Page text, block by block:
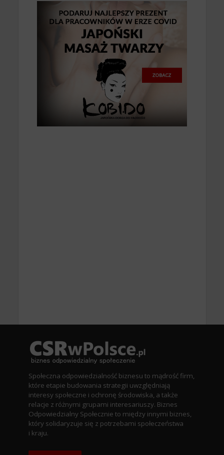
Społeczna odpowiedzialność biznesu to mądrość firm,
które etapie budowania strategii uwzględniają
interesy społeczne i ochronę środowiska, a także
relacje z różnymi grupami interesariuszy. Biznes
Odpowiedzialny Społecznie to między innymi biznes,
który solidaryzuje się z potrzebami społeczeństwa
i kraju.